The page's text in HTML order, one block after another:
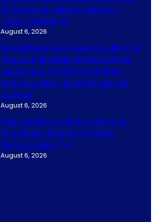
Pengawasan Kualitas Layanan
Jalan Tol Nasional
August 6, 2026
Akses Baru Akan Dibuka di Jalan Tol
Serpong–Balaraja, Simpang Susun
Industri dan On/Off Ramp Raya
Serpong Jalani Uji Laik Fungsi dan
Operasi
August 6, 2026
Ada yang Putus-Putus, Ada yang
Nyambung: Pahami Arti Garis
Marka di Jalan Tol
August 6, 2026